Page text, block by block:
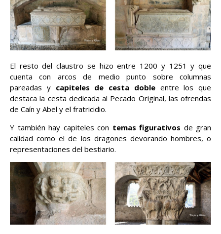
El resto del claustro se hizo entre 1200 y 1251 y que
cuenta con arcos de medio punto sobre columnas
pareadas y capiteles de cesta dobleentre los que
destaca la cesta dedicada al Pecado Original, las ofrendas
de Caín y Abel y el fratricidio.
Y también hay capiteles con temas figurativos de gran
calidad como el de los dragones devorando hombres, o
representaciones del bestiario.